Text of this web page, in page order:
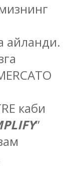
айланди.
каби
”